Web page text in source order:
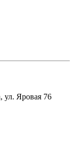
ул. Яровая 76